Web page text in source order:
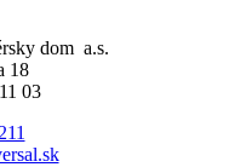
dom a.s.
18
03